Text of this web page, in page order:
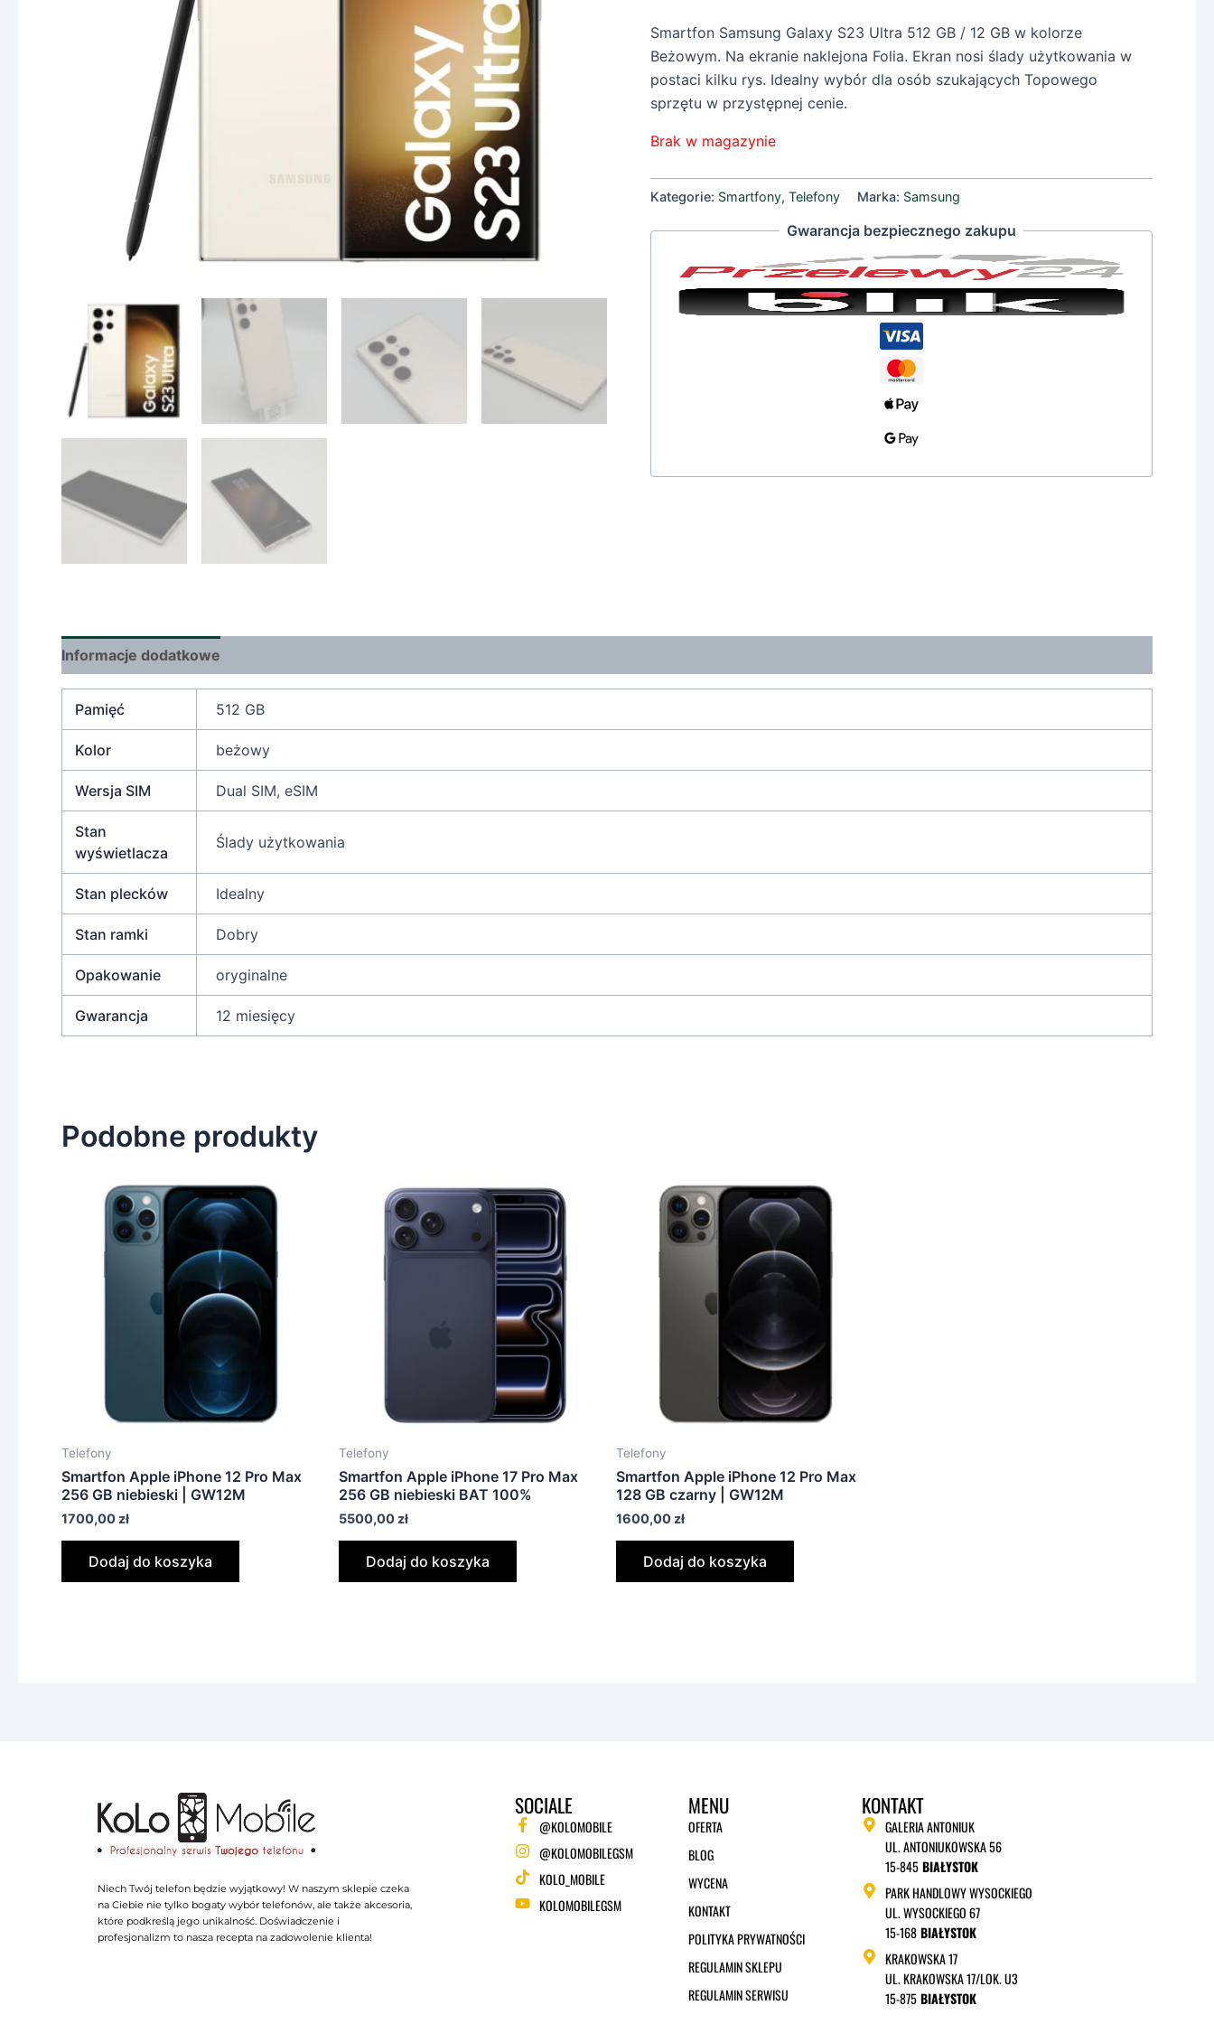
Smartfon Samsung Galaxy S23 Ultra 512 GB / 12 GB w kolorze
Beżowym. Na ekranie naklejona Folia. Ekran nosi ślady użytkowania w
postaci kilku rys. Idealny wybór dla osób szukających Topowego
sprzętu w przystępnej cenie.
Brak w magazynie
Kategorie: Smartfony,Telefony Marka: Samsung
Gwarancja bezpiecznego zakupu
Informacje dodatkowe
Pamięć 512 GB
Kolor beżowy
Wersja SIM Dual SIM, eSIM
Stan
wyświetlacza
Ślady użytkowania
Stan plecków Idealny
Stan ramki Dobry
Opakowanie oryginalne
Gwarancja 12 miesięcy
Podobne produkty
Telefony
Smartfon Apple iPhone 12 Pro Max
256 GB niebieski | GW12M
1700,00 zł
Dodaj do koszyka
Telefony
Smartfon Apple iPhone 17 Pro Max
256 GB niebieski BAT 100%
5500,00 zł
Dodaj do koszyka
Telefony
Smartfon Apple iPhone 12 Pro Max
128 GB czarny | GW12M
1600,00 zł
Dodaj do koszyka
Niech Twój telefon będzie wyjątkowy! W naszym sklepie czeka
na Ciebie nie tylko bogaty wybór telefonów, ale także akcesoria,
które podkreślą jego unikalność. Doświadczenie i
profesjonalizm to nasza recepta na zadowolenie klienta!
SOCIALE
@KOLOMOBILE
@KOLOMOBILEGSM
KOLO_MOBILE
KOLOMOBILEGSM
MENU
OFERTA
BLOG
WYCENA
KONTAKT
POLITYKA PRYWATNOŚCI
REGULAMIN SKLEPU
REGULAMIN SERWISU
KONTAKT
GALERIA ANTONIUK
UL. ANTONIUKOWSKA 56
15-845BIAŁYSTOK
PARK HANDLOWY WYSOCKIEGO
UL. WYSOCKIEGO 67
15-168BIAŁYSTOK
KRAKOWSKA 17
UL. KRAKOWSKA 17/LOK. U3
15-875BIAŁYSTOK